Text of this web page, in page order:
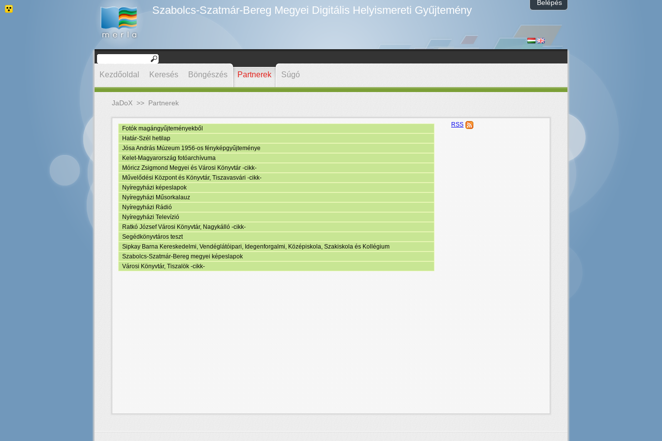
Szabolcs-Szatmár-Bereg Megyei Digitális Helyismereti Gyűjtemény
Kezdőoldal Keresés Böngészés Partnerek Súgó
JaDoX >> Partnerek
Belépés
Fotók magángyűjteményekből
Határ-Szél hetilap
Jósa András Múzeum 1956-os fényképgyűjteménye
Kelet-Magyarország fotóarchívuma
Móricz Zsigmond Megyei és Városi Könyvtár -cikk-
Művelődési Központ és Könyvtár, Tiszavasvári -cikk-
Nyíregyházi képeslapok
Nyíregyházi Műsorkalauz
Nyíregyházi Rádió
Nyíregyházi Televízió
Ratkó József Városi Könyvtár, Nagykálló -cikk-
Segédkönyvtáros teszt
Sipkay Barna Kereskedelmi, Vendéglátóipari, Idegenforgalmi, Középiskola, Szakiskola és Kollégium
Szabolcs-Szatmár-Bereg megyei képeslapok
Városi Könyvtár, Tiszalök -cikk-
RSS